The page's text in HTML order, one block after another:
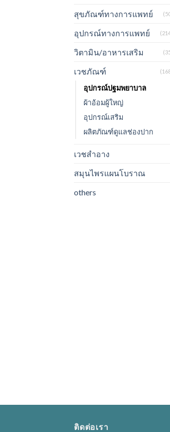
สุขภัณฑ์ทางการแพทย์
อุปกรณ์ทางการแพทย์
วิตามิน/อาหารเสริม
เวชภัณฑ์
อุปกรณ์ปฐมพยาบาล
ผ้าอ้อมผู้ใหญ่
อุปกรณ์เสริม
ผลิตภัณฑ์ดูแลช่องปาก
เวชสำอาง
สมุนไพรแผนโบราณ
others
ติดต่อเรา